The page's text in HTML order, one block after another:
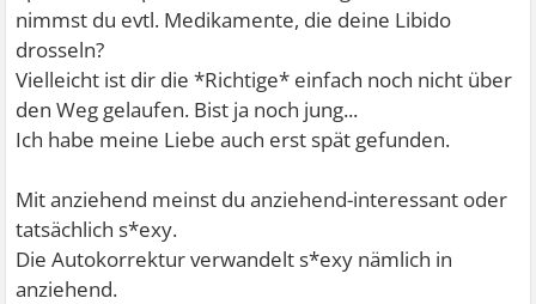
nimmst du evtl. Medikamente, die deine Libido
drosseln?
Vielleicht ist dir die *Richtige* einfach noch nicht über
den Weg gelaufen. Bist ja noch jung...
Ich habe meine Liebe auch erst spät gefunden.
Mit anziehend meinst du anziehend-interessant oder
tatsächlich s*exy.
Die Autokorrektur verwandelt s*exy nämlich in
anziehend.